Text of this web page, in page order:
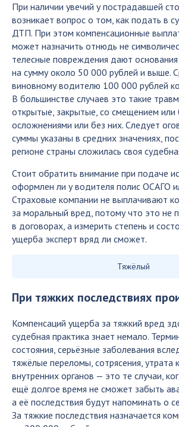
При наличии увечий у пострадавшей
возникает вопрос о том, как подать в
ДТП. При этом компенсационные
может назначить отнюдь не
телесные повреждения дают основания
на сумму около 50 000 рублей и выше.
виновному водителю 100 000 рублей
В большинстве случаев это такие
открытые, закрытые, со смещением или
осложнениями или без них. Следует
суммы указаны в средних значениях,
регионе страны сложилась своя
Стоит обратить внимание при подаче
оформлен ли у водителя полис ОСАГО
Страховые компании не выплачивают
за моральный вред, потому что это не
в договорах, а измерить степень и
ущерба эксперт вряд ли сможет.
Тяжёлый
При тяжких последствиях
Компенсаций ущерба за тяжкий вред
судебная практика знает немало.
состояния, серьёзные заболевания
тяжёлые переломы, сотрясения, утрата
внутренних органов — это те случаи,
ещё долгое время не сможет забыть
а её последствия будут напоминать о
За тяжкие последствия назначается